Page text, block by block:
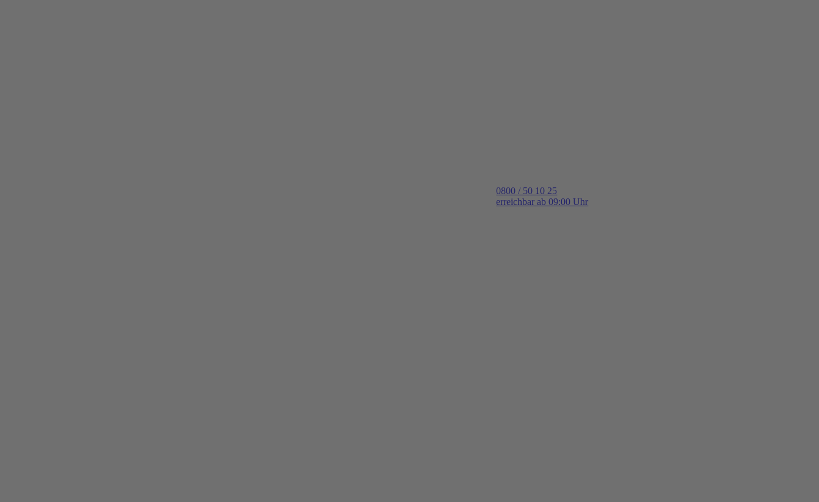
0800 / 50 10 25
erreichbar ab 09:00 Uhr